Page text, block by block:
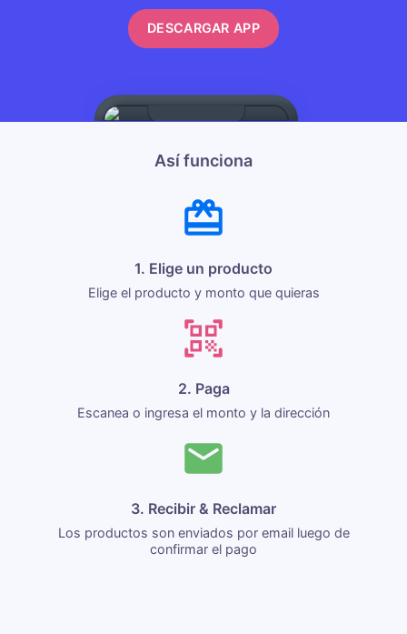
DESCARGAR APP
Así funciona
1. Elige un producto
Elige el producto y monto que quieras
2. Paga
Escanea o ingresa el monto y la dirección
3. Recibir & Reclamar
Los productos son enviados por email luego de
confirmar el pago